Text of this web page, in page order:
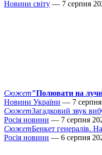
Новини світу — 7 серпня
Сюжет"Полювати на
Новини України — 7 серпня
СюжетЗагадковий звук
Росія новини — 7 серпня
СюжетБенкет генералів.
Росія новини — 6 серпня